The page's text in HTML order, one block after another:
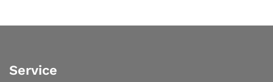
Service